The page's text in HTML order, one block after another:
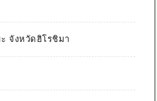
จังหวัดฮิโรชิมา